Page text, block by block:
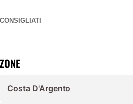
CONSIGLIATI
ZONE
Costa D'Argento